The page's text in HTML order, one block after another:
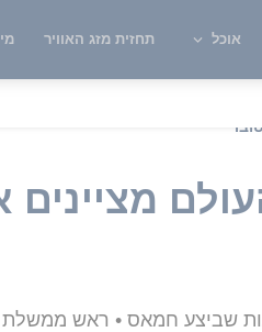
אוכל תחזית מזג האוויר
שביצע חמאס • ראש